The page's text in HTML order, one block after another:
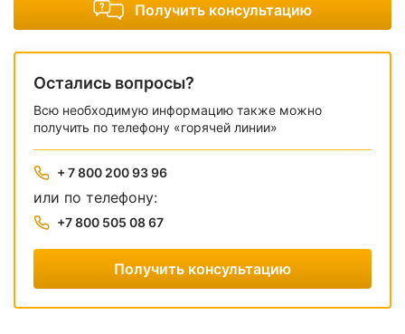
Получить консультацию
Остались вопросы?
Всю необходимую информацию также можно
получить по телефону «горячей линии»
+ 7 800 200 93 96
или по телефону:
+7 800 505 08 67
Получить консультацию